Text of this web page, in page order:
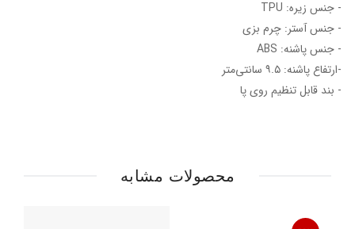
- جنس زیره: TPU
- جنس آستر: چرم بزی
- جنس پاشنه: ABS
-ارتفاع پاشنه: ۹.۵ سانتی‌متر
- بند قابل تنظیم روی پا
محصولات مشابه